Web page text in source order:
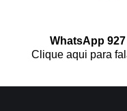
WhatsApp 927
Clique aqui para